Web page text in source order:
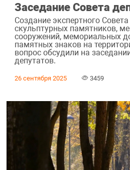
Заседание Совета
Создание экспертного
скульптурных памятников,
сооружений, мемориальных
памятных знаков на
вопрос обсудили на
депутатов.
26 сентября 2025 3459